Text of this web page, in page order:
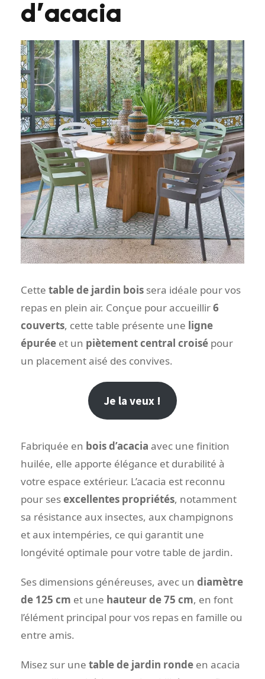
d’acacia
Cette table de jardin bois sera idéale pour vos
repas en plein air. Conçue pour accueillir6
couverts, cette table présente une ligne
épurée et un piètement central croisé pour
un placement aisé des convives.
Je la veux !
Fabriquée en bois d’acacia avec une finition
huilée, elle apporte élégance et durabilité à
votre espace extérieur. L’acacia est reconnu
pour sesexcellentes propriétés, notamment
sa résistance aux insectes, aux champignons
et aux intempéries, ce qui garantit une
longévité optimale pour votre table de jardin.
Ses dimensions généreuses, avec un diamètre
de 125 cm et une hauteur de 75 cm, en font
l’élément principal pour vos repas en famille ou
entre amis.
Misez sur une table de jardin ronde en acacia